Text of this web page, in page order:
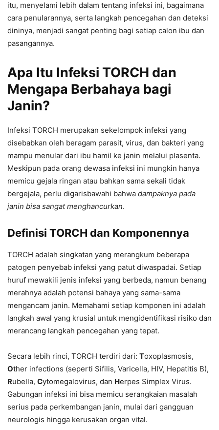
itu, menyelami lebih dalam tentang infeksi ini, bagaimana
cara penularannya, serta langkah pencegahan dan deteksi
dininya, menjadi sangat penting bagi setiap calon ibu dan
pasangannya.
Apa Itu Infeksi TORCH dan
Mengapa Berbahaya bagi
Janin?
Infeksi TORCH merupakan sekelompok infeksi yang
disebabkan oleh beragam parasit, virus, dan bakteri yang
mampu menular dari ibu hamil ke janin melalui plasenta.
Meskipun pada orang dewasa infeksi ini mungkin hanya
memicu gejala ringan atau bahkan sama sekali tidak
bergejala, perlu digarisbawahi bahwa dampaknya pada
janin bisa sangat menghancurkan.
Definisi TORCH dan Komponennya
TORCH adalah singkatan yang merangkum beberapa
patogen penyebab infeksi yang patut diwaspadai. Setiap
huruf mewakili jenis infeksi yang berbeda, namun benang
merahnya adalah potensi bahaya yang sama-sama
mengancam janin. Memahami setiap komponen ini adalah
langkah awal yang krusial untuk mengidentifikasi risiko dan
merancang langkah pencegahan yang tepat.
Secara lebih rinci, TORCH terdiri dari: Toxoplasmosis,
Other infections (seperti Sifilis, Varicella, HIV, Hepatitis B),
Rubella, Cytomegalovirus, dan Herpes Simplex Virus.
Gabungan infeksi ini bisa memicu serangkaian masalah
serius pada perkembangan janin, mulai dari gangguan
neurologis hingga kerusakan organ vital.